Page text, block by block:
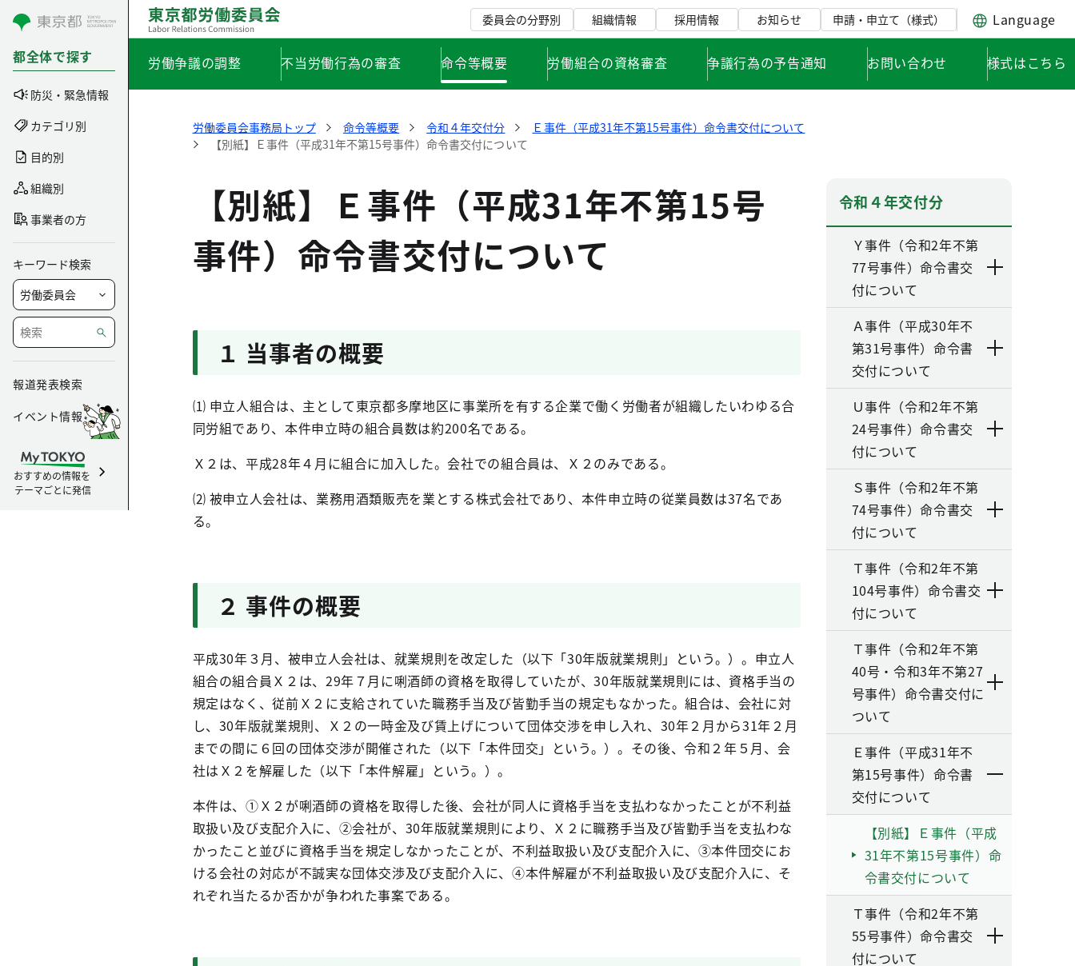
コンテンツにスキップ
都全体で探す
防災・緊急情報
カテゴリ別
目的別
組織別
事業者の方
キーワード検索
報道発表検索
イベント情報
おすすめの情報を
テーマごとに発信
委員会の分野別 組織情報 採用情報 お知らせ 申請・申立て（様式） Language
労働争議の調整 不当労働行為の審査 命令等概要 労働組合の資格審査 争議行為の予告通知 お問い合わせ 様式はこちら
労働委員会事務局トップ 命令等概要 令和４年交付分
Ｅ事件（平成31年不第15号事件）命令書交付について
【別紙】Ｅ事件（平成31年不第15号事件）命令書交付について
【別紙】Ｅ事件（平成31年不第15号
事件）命令書交付について
１ 当事者の概要
⑴ 申立人組合は、主として東京都多摩地区に事業所を有する企業で働く労働者が組織したいわゆる合
同労組であり、本件申立時の組合員数は約200名である。
Ｘ２は、平成28年４月に組合に加入した。会社での組合員は、Ｘ２のみである。
⑵ 被申立人会社は、業務用酒類販売を業とする株式会社であり、本件申立時の従業員数は37名であ
る。
２ 事件の概要
平成30年３月、被申立人会社は、就業規則を改定した（以下「30年版就業規則」という。）。申立人
組合の組合員Ｘ２は、 29年７月に唎酒師の資格を取得していたが、30年版就業規則には、資格手当の
規定はなく、従前Ｘ２に支給されていた職務手当及び皆勤手当の規定もなかった。組合は、会社に対
し、 30年版就業規則、Ｘ２の一時金及び賃上げについて団体交渉を申し入れ、 30年２月から31年２月
までの間に６回の団体交渉が開催された（以下「本件団交」という。）。その後、令和２年５月、会
社はＸ２を解雇した（以下「本件解雇」という。）。
本件は、①Ｘ２が唎酒師の資格を取得した後、会社が同人に資格手当を支払わなかったことが不利益
取扱い及び支配介入に、②会社が、 30年版就業規則により、Ｘ２に職務手当及び皆勤手当を支払わな
かったこと並びに資格手当を規定しなかったことが、不利益取扱い及び支配介入に、③本件団交にお
ける会社の対応が不誠実な団体交渉及び支配介入に、④本件解雇が不利益取扱い及び支配介入に、そ
れぞれ当たるか否かが争われた事案である。
令和４年交付分
Ｙ事件（令和2年不第
77号事件）命令書交
付について
Ａ事件（平成30年不
第31号事件）命令書
交付について
Ｕ事件（令和2年不第
24号事件）命令書交
付について
Ｓ事件（令和2年不第
74号事件）命令書交
付について
Ｔ事件（令和2年不第
104号事件）命令書交
付について
Ｔ事件（令和2年不第
40号・令和3年不第27
号事件）命令書交付に
ついて
Ｅ事件（平成31年不
第15号事件）命令書
交付について
【別紙】Ｅ事件（平成
31年不第15号事件）命
令書交付について
Ｔ事件（令和2年不第
55号事件）命令書交
付について